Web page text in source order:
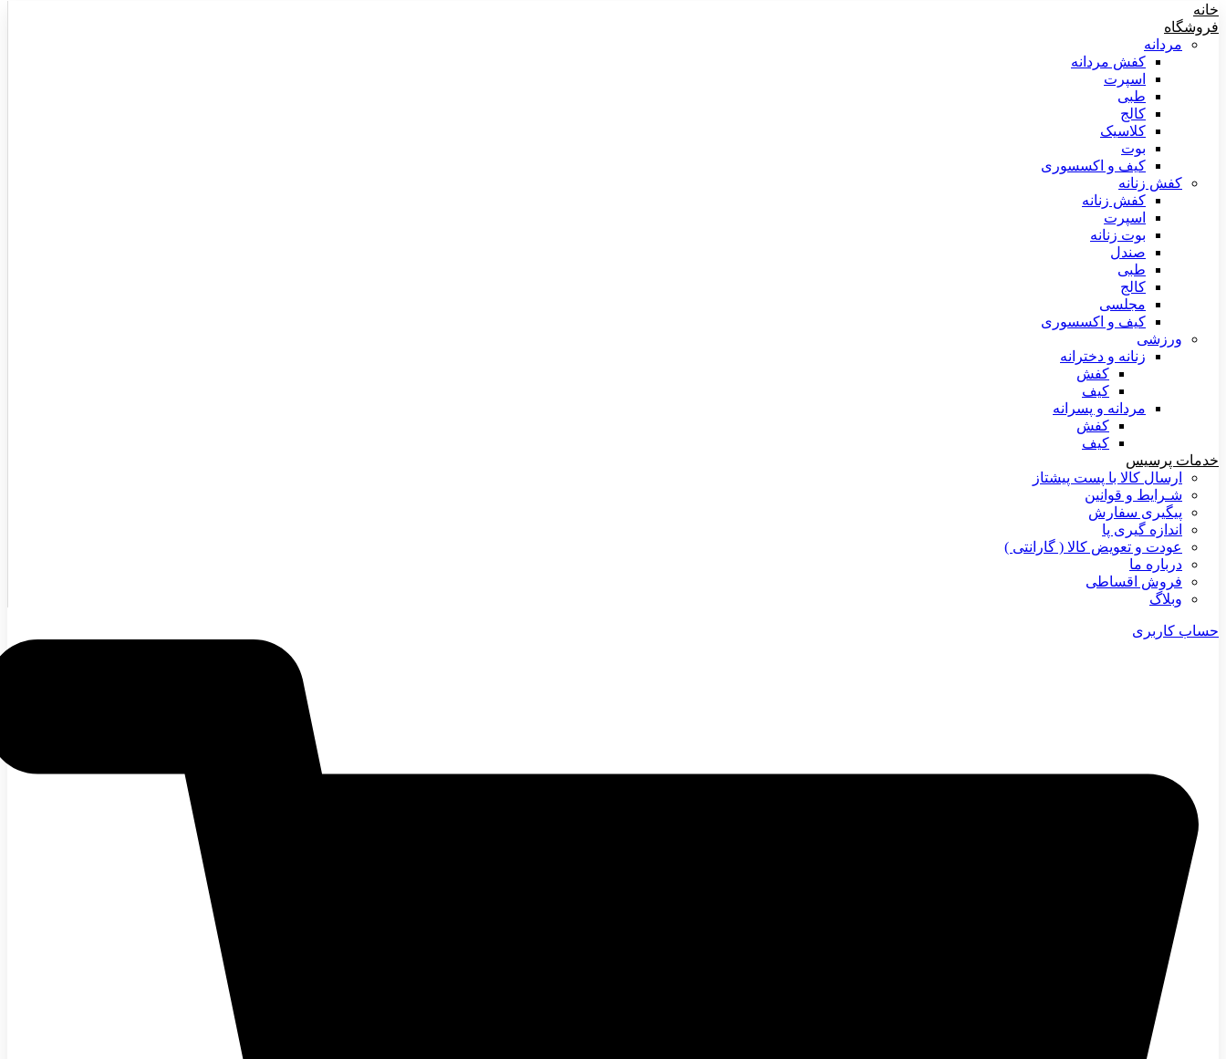
خانه
فروشگاه
مردانه
کفش مردانه
اسپرت
طبی
کالج
کلاسیک
بوت
کیف و اکسسوری
کفش زنانه
کفش زنانه
اسپرت
بوت زنانه
صندل
طبی
کالج
مجلسی
کیف و اکسسوری
ورزشی
زنانه و دخترانه
کفش
کیف
مردانه و پسرانه
کفش
کیف
خدمات پرسیس
ارسال کالا با پست پیشتاز
شـرایط و قوانین
پیگیری سفارش
اندازه گیری پا
عودت و تعویض کالا ( گارانتی )
درباره ما
فروش اقساطی
وبلاگ
حساب کاربری